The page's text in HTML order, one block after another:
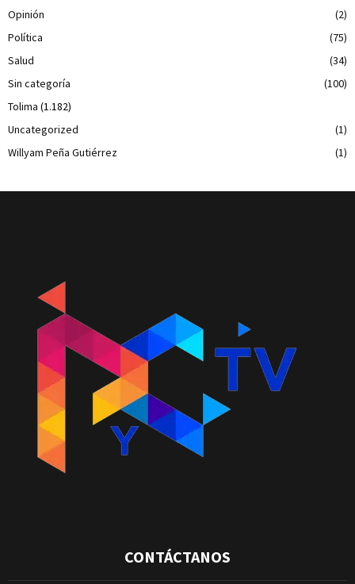
Opinión
(2)
Política
(75)
Salud
(34)
Sin categoría
(100)
Tolima (1.182)
Uncategorized
(1)
Willyam Peña Gutiérrez
(1)
CONTÁCTANOS